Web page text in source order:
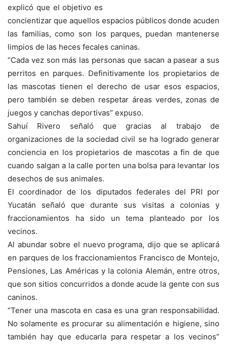
explicó que el objetivo es
concientizar que aquellos espacios públicos donde acuden
las familias, como son los parques, puedan mantenerse
limpios de las heces fecales caninas.
“Cada vez son más las personas que sacan a pasear a sus
perritos en parques. Definitivamente los propietarios de
las mascotas tienen el derecho de usar esos espacios,
pero también se deben respetar áreas verdes, zonas de
juegos y canchas deportivas” expuso.
Sahuí Rivero señaló que gracias al trabajo de
organizaciones de la sociedad civil se ha logrado generar
conciencia en los propietarios de mascotas a fin de que
cuando salgan a la calle porten una bolsa para levantar los
desechos de sus animales.
El coordinador de los diputados federales del PRI por
Yucatán señaló que durante sus visitas a colonias y
fraccionamientos ha sido un tema planteado por los
vecinos.
Al abundar sobre el nuevo programa, dijo que se aplicará
en parques de los fraccionamientos Francisco de Montejo,
Pensiones, Las Américas y la colonia Alemán, entre otros,
que son sitios concurridos a donde acude la gente con sus
caninos.
“Tener una mascota en casa es una gran responsabilidad.
No solamente es procurar su alimentación e higiene, sino
también hay que educarla para respetar a los vecinos”